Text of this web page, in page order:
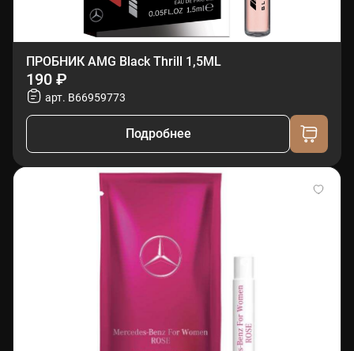
ПРОБНИК AMG Black Thrill 1,5ML
190 ₽
арт. B66959773
Подробнее